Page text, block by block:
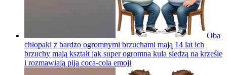
Oba
chłopaki z bardzo ogromnymi brzuchami mają 14 lat ich
brzuchy mają kształt jak super ogromna kula siedzą na krześle
i rozmawiają piją coca-cola emoji